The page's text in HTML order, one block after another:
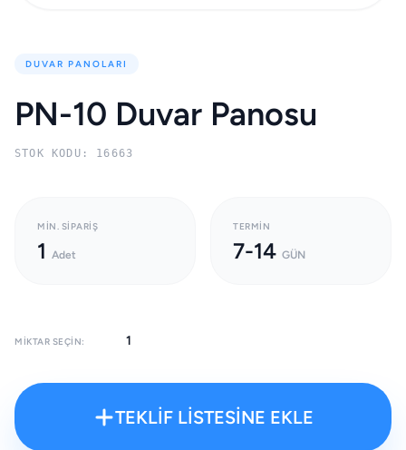
DUVAR PANOLARI
PN-10 Duvar Panosu
STOK KODU: 16663
MIN. SIPARIŞ
1 Adet
TERMIN
7-14 GÜN
MIKTAR SEÇIN:
TEKLİF LİSTESİNE EKLE